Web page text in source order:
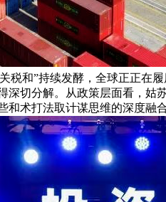
税和”持续发酵，全球正正
切分解。从政策层面看，姑
术打法取计谋思维的深度融